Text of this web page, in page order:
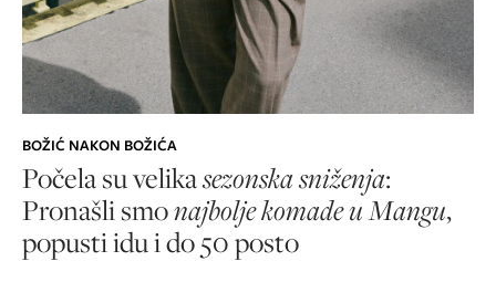
BOŽIĆ NAKON BOŽIĆA
Počela su velikasezonska sniženja:
Pronašli smonajbolje komade u Mangu,
popusti idu i do 50 posto